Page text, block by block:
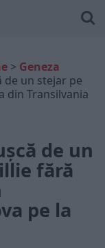
> Geneza
de un stejar pe
din Transilvania
de un
fără
pe la